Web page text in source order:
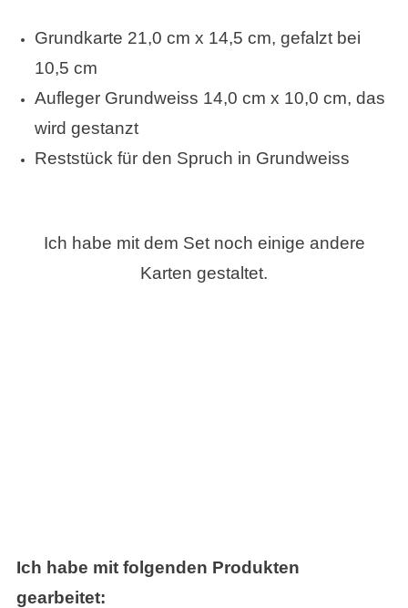
Grundkarte 21,0 cm x 14,5 cm, gefalzt bei
10,5 cm
Aufleger Grundweiss 14,0 cm x 10,0 cm, das
wird gestanzt
Reststück für den Spruch in Grundweiss
Ich habe mit dem Set noch einige andere
Karten gestaltet.
Ich habe mit folgenden Produkten
gearbeitet: